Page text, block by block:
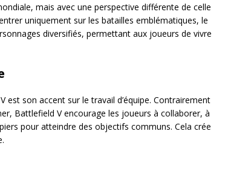
mais avec une perspective différente de celle
uniquement sur les batailles emblématiques, le
diversifiés, permettant aux joueurs de vivre
est son accent sur le travail d’équipe. Contrairement
Battlefield V encourage les joueurs à collaborer, à
pour atteindre des objectifs communs. Cela crée